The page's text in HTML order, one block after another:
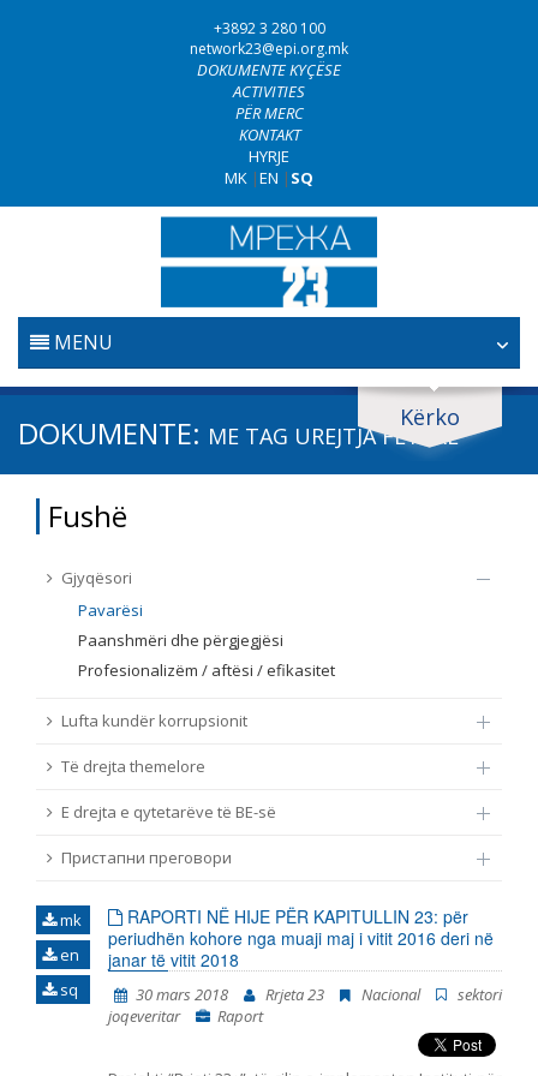
+3892 3 280 100
network23@epi.org.mk
DOKUMENTE KYÇËSE
ACTIVITIES
PËR MERC
KONTAKT
HYRJE
MK |EN | SQ
MENU
FILLESTARE
LUFTA KUNDËR KORRUPSIONIT
TË DREJTA THEMELORE
Kërko
Kërko dokumente
Fushë / lëmi
Nën burim
Tag
Nga rrjeti 23
Data e shpalljes
DOKUMENTE: ME TAG UREJTJA FETARE
Fushë
Gjyqësori
Pavarësi
Paanshmëri dhe përgjegjësi
Profesionalizëm / aftësi / efikasitet
Lufta kundër korrupsionit
Të drejta themelore
E drejta e qytetarëve të BE-së
Пристапни преговори
mk
en
sq
RAPORTI NË HIJE PËR KAPITULLIN 23: për
periudhën kohore nga muaji maj i vitit 2016 deri në
janar të vitit 2018
30 mars 2018 Rrjeta 23 Nacional
sektori
joqeveritar
Raport